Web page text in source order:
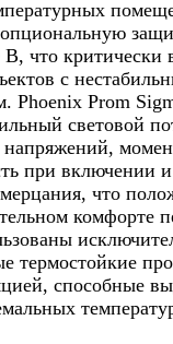
что критически
с
Phoenix Prom
световой
напряжений,
при включении
что
комфорте
термостойкие
способные